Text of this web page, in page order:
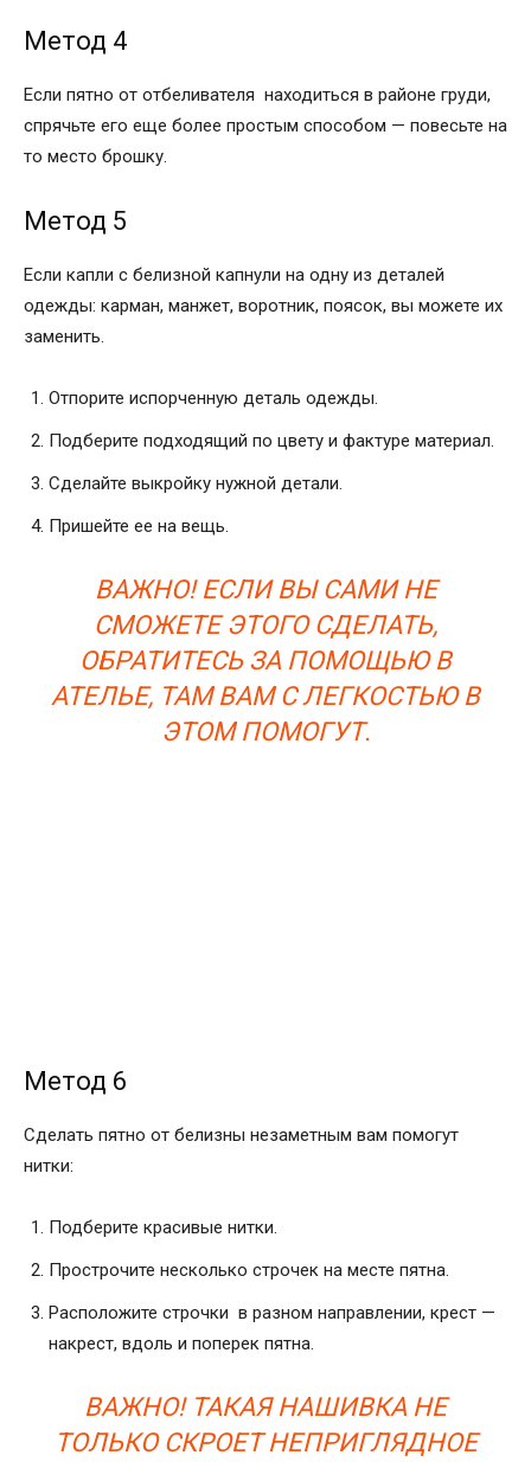
Метод 4
Если пятно от отбеливателя находиться в районе груди,
спрячьте его еще более простым способом — повесьте на
то место брошку.
Метод 5
Если капли с белизной капнули на одну из деталей
одежды: карман, манжет, воротник, поясок, вы можете их
заменить.
Отпорите испорченную деталь одежды.
Подберите подходящий по цвету и фактуре материал.
Сделайте выкройку нужной детали.
Пришейте ее на вещь.
ВАЖНО! ЕСЛИ ВЫ САМИ НЕ
СМОЖЕТЕ ЭТОГО СДЕЛАТЬ,
ОБРАТИТЕСЬ ЗА ПОМОЩЬЮ В
АТЕЛЬЕ, ТАМ ВАМ С ЛЕГКОСТЬЮ В
ЭТОМ ПОМОГУТ.
Метод 6
Сделать пятно от белизны незаметным вам помогут
нитки:
Подберите красивые нитки.
Прострочите несколько строчек на месте пятна.
Расположите строчки в разном направлении, крест —
накрест, вдоль и поперек пятна.
ВАЖНО! ТАКАЯ НАШИВКА НЕ
ТОЛЬКО СКРОЕТ НЕПРИГЛЯДНОЕ